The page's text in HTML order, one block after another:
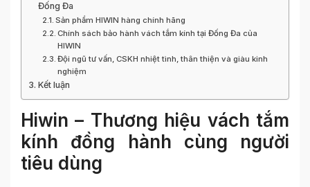
Đống Đa
Sản phẩm HIWIN hàng chính hãng
Chính sách bảo hành vách tắm kính tại Đống Đa của
HIWIN
Đội ngũ tư vấn, CSKH nhiệt tình, thân thiện và giàu kinh
nghiệm
Kết luận
Hiwin – Thương hiệu vách tắm
kính đồng hành cùng người
tiêu dùng